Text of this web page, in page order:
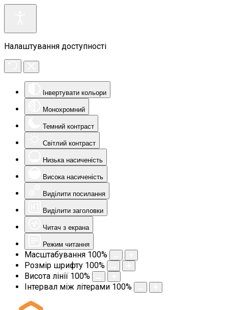
Налаштування доступності
Інвертувати кольори
Монохромний
Темний контраст
Світлий контраст
Низька насиченість
Висока насиченість
Виділити посилання
Виділити заголовки
Читач з екрана
Режим читання
Масштабування 100%
Розмір шрифту 100%
Висота лінії 100%
Інтервал між літерами 100%